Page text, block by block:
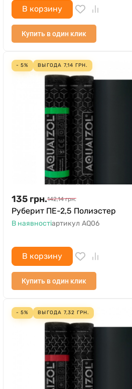
В корзину
Купить в один клик
- 5% ВЫГОДА 7,14 ГРН.
135 грн.142,14 грн.
Руберит ПЕ-2,5 Полиэстер
В наявностіартикул AQ06
В корзину
Купить в один клик
- 5% ВЫГОДА 7,32 ГРН.